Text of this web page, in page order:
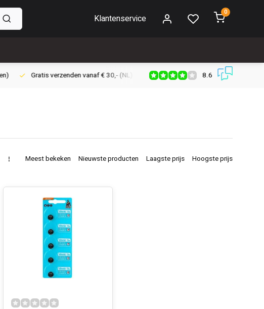
Klantenservice
0
Gratis verzenden vanaf € 30,- (NL) Verzendkosten € 2,95 (NL)
8.6
Meest bekeken Nieuwste producten Laagste prijs Hoogste prijs